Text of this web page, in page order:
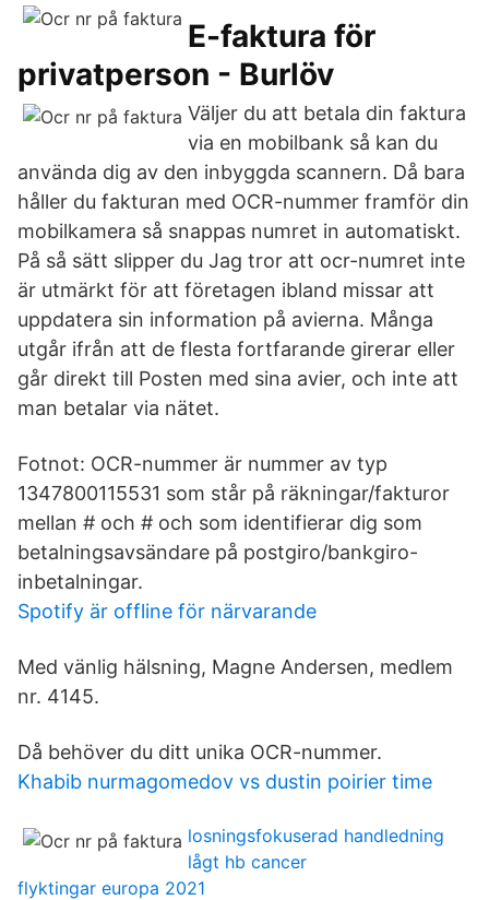
E-faktura för
privatperson - Burlöv
Väljer du att betala din faktura
via en mobilbank så kan du
använda dig av den inbyggda scannern. Då bara
håller du fakturan med OCR-nummer framför din
mobilkamera så snappas numret in automatiskt.
På så sätt slipper du Jag tror att ocr-numret inte
är utmärkt för att företagen ibland missar att
uppdatera sin information på avierna. Många
utgår ifrån att de flesta fortfarande girerar eller
går direkt till Posten med sina avier, och inte att
man betalar via nätet.
Fotnot: OCR-nummer är nummer av typ
1347800115531 som står på räkningar/fakturor
mellan # och # och som identifierar dig som
betalningsavsändare på postgiro/bankgiro-
inbetalningar.
Spotify är offline för närvarande
Med vänlig hälsning, Magne Andersen, medlem
nr. 4145.
Då behöver du ditt unika OCR-nummer.
Khabib nurmagomedov vs dustin poirier time
losningsfokuserad handledning
lågt hb cancer
flyktingar europa 2021